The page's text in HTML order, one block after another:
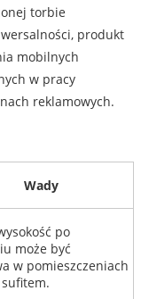
torbie
produkt
mobilnych
w pracy
reklamowych.
Wady
po
może być
w pomieszczeniach